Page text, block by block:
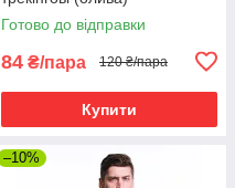
Готово до відправки
84 ₴/пара 120 ₴/пара
Купити
–10%